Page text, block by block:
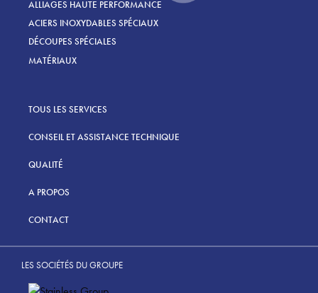
ALLIAGES HAUTE PERFORMANCE
ACIERS INOXYDABLES SPÉCIAUX
DÉCOUPES SPÉCIALES
MATÉRIAUX
TOUS LES SERVICES
CONSEIL ET ASSISTANCE TECHNIQUE
QUALITÉ
A PROPOS
CONTACT
LES SOCIÉTÉS DU GROUPE